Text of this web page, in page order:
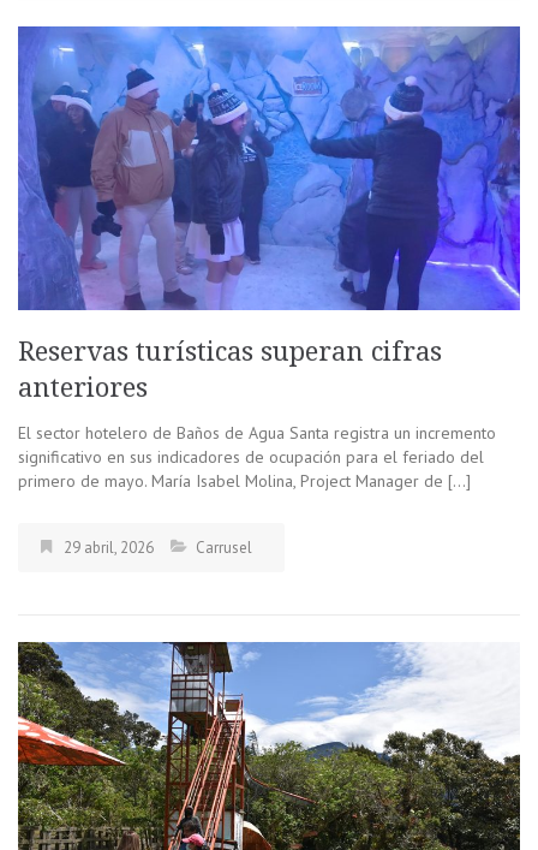
Reservas turísticas superan cifras
anteriores
El sector hotelero de Baños de Agua Santa registra un incremento
significativo en sus indicadores de ocupación para el feriado del
primero de mayo. María Isabel Molina, Project Manager de […]
29 abril, 2026 Carrusel